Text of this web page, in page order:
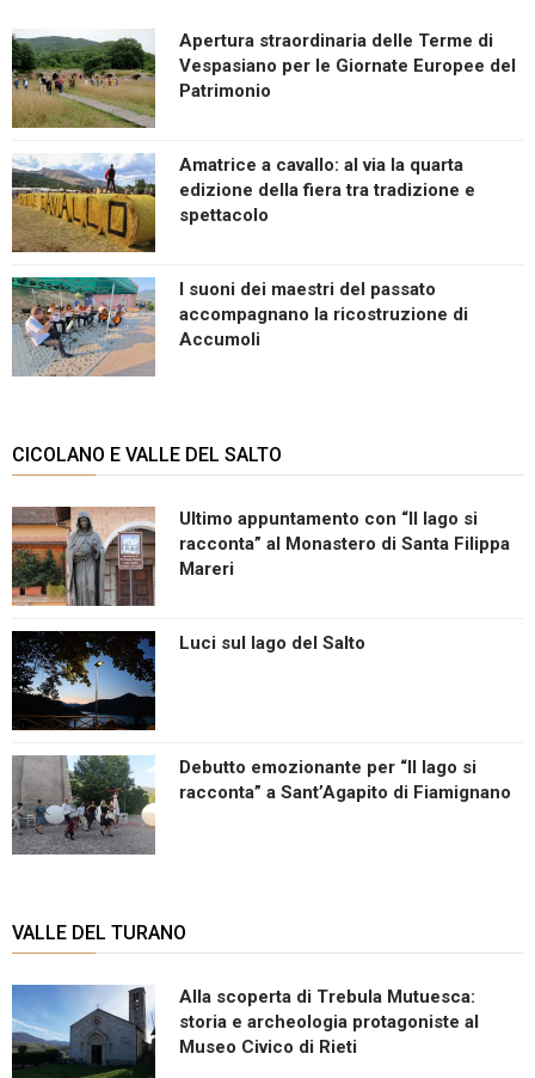
Apertura straordinaria delle Terme di
Vespasiano per le Giornate Europee del
Patrimonio
Amatrice a cavallo: al via la quarta
edizione della fiera tra tradizione e
spettacolo
I suoni dei maestri del passato
accompagnano la ricostruzione di
Accumoli
CICOLANO E VALLE DEL SALTO
Ultimo appuntamento con “Il lago si
racconta” al Monastero di Santa Filippa
Mareri
Luci sul lago del Salto
Debutto emozionante per “Il lago si
racconta” a Sant’Agapito di Fiamignano
VALLE DEL TURANO
Alla scoperta di Trebula Mutuesca:
storia e archeologia protagoniste al
Museo Civico di Rieti